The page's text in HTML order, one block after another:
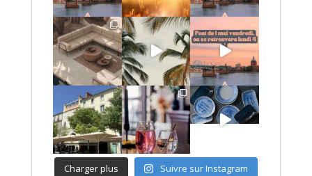
Charger plus Suivre sur Instagram